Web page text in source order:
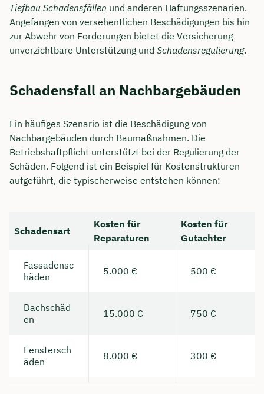
Tiefbau Schadensfällen und anderen Haftungsszenarien.
Angefangen von versehentlichen Beschädigungen bis hin
zur Abwehr von Forderungen bietet die Versicherung
unverzichtbare Unterstützung und Schadensregulierung.
Schadensfall an Nachbargebäuden
Ein häufiges Szenario ist die Beschädigung von
Nachbargebäuden durch Baumaßnahmen. Die
Betriebshaftpflicht unterstützt bei der Regulierung der
Schäden. Folgend ist ein Beispiel für Kostenstrukturen
aufgeführt, die typischerweise entstehen können:
Schadensart
Kosten für
Reparaturen
Kosten für
Gutachter
Fassadensc
häden
5.000 € 500 €
Dachschäd
en
15.000 € 750 €
Fenstersch
äden
8.000 € 300 €